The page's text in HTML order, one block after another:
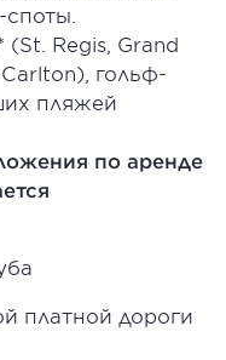
Regis, Grand
гольф-
пляжей
по аренде
платной дороги​